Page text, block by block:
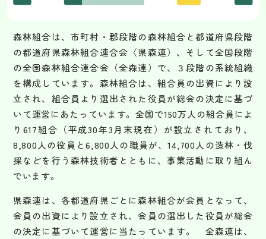
森林組合は、市町村・郡段階の森林組合と都道府県段階
の都道府県森林組合連合会〈県森連）、そして全国段階
の全国森林組合連合会（全森連）で、３段階の系統組織
を構成しています。森林組合は、組合員の出資により設
立され、組合員より選出された役員が総会の決定に基づ
いて運営にあたっています。全国で150万人の組合員によ
り617組合（平成30年3月末現在）が設立されており、
8,800人の役員と6,800人の職員が、14,700人の造林・伐
採などを行う森林技術者とともに、事業活動に取り組ん
でいます。
県森連は、各都道府県ごとに森林組合が会員となって、
会員の出資により設立され、会員の選出した役員が総会
の決定に基づいて運営に当たっています。 全森連は、